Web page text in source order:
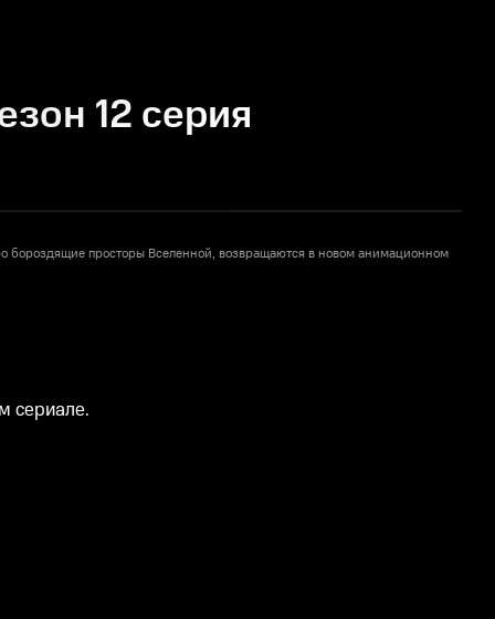
12 серия
бороздящие просторы Вселенной, возвращаются в новом анимационном
сериале.